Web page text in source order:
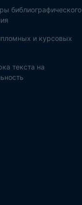
библиографического
и курсовых
текста на